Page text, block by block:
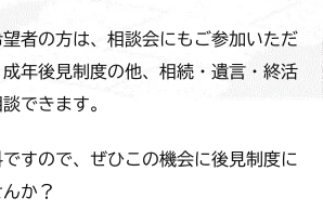
者の方は、相談会にもご参加いただ
年後見制度の他、相続・遺言・終活
できます。
すので、ぜひこの機会に後見制度に
か？